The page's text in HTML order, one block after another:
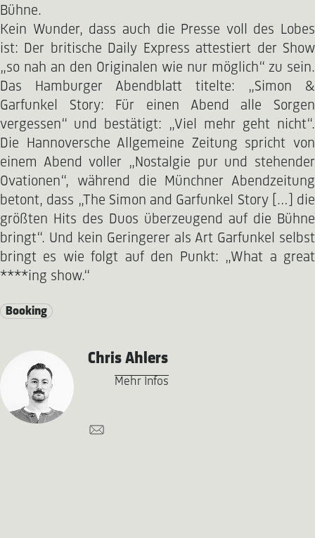
Bühne.
Kein Wunder, dass auch die Presse voll des Lobes
ist: Der britische Daily Express attestiert der Show
„so nah an den Originalen wie nur möglich“ zu sein.
Das Hamburger Abendblatt titelte: „Simon &
Garfunkel Story: Für einen Abend alle Sorgen
vergessen“ und bestätigt: „Viel mehr geht nicht“.
Die Hannoversche Allgemeine Zeitung spricht von
einem Abend voller „Nostalgie pur und stehender
Ovationen“, während die Münchner Abendzeitung
betont, dass „The Simon and Garfunkel Story […] die
größten Hits des Duos überzeugend auf die Bühne
bringt“. Und kein Geringerer als Art Garfunkel selbst
bringt es wie folgt auf den Punkt: „What a great
****ing show.“
Booking
Chris Ahlers
Mehr Infos